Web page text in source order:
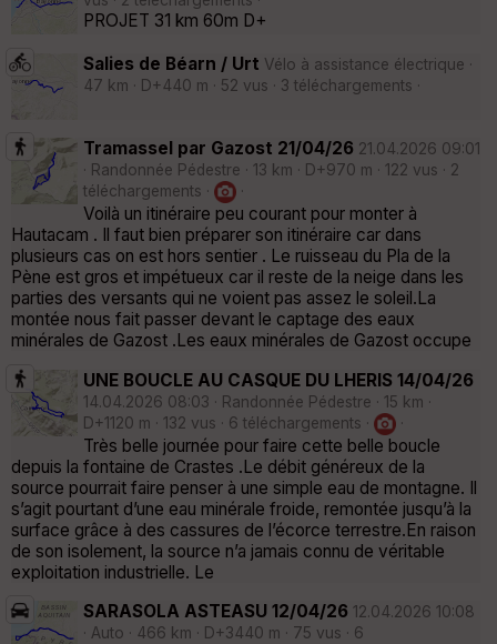
PROJET 31 km 60m D+
Salies de Béarn / Urt Vélo à assistance électrique ·
47 km · D+440 m · 52 vus · 3 téléchargements ·
Tramassel par Gazost 21/04/26 21.04.2026 09:01
· Randonnée Pédestre · 13 km · D+970 m · 122 vus · 2
téléchargements ·
·
Voilà un itinéraire peu courant pour monter à
Hautacam . Il faut bien préparer son itinéraire car dans
plusieurs cas on est hors sentier . Le ruisseau du Pla de la
Pène est gros et impétueux car il reste de la neige dans les
parties des versants qui ne voient pas assez le soleil.La
montée nous fait passer devant le captage des eaux
minérales de Gazost .Les eaux minérales de Gazost occupe
UNE BOUCLE AU CASQUE DU LHERIS 14/04/26
14.04.2026 08:03 · Randonnée Pédestre · 15 km ·
D+1120 m · 132 vus · 6 téléchargements ·
·
Très belle journée pour faire cette belle boucle
depuis la fontaine de Crastes .Le débit généreux de la
source pourrait faire penser à une simple eau de montagne. Il
s’agit pourtant d’une eau minérale froide, remontée jusqu’à la
surface grâce à des cassures de l’écorce terrestre.En raison
de son isolement, la source n’a jamais connu de véritable
exploitation industrielle. Le
SARASOLA ASTEASU 12/04/26 12.04.2026 10:08
· Auto · 466 km · D+3440 m · 75 vus · 6